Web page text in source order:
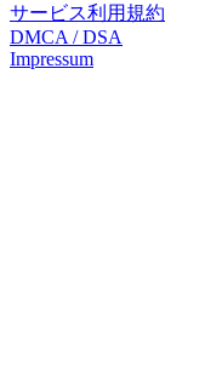
サービス利用規約
DMCA / DSA
Impressum